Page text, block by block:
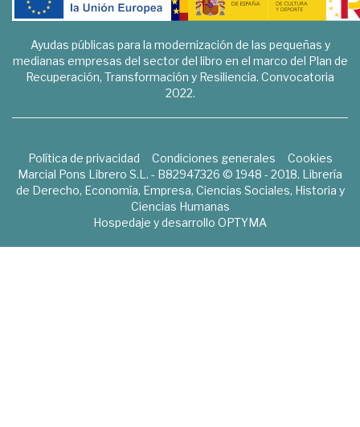
Ayudas públicas para la modernización de las pequeñas y
medianas empresas del sector del libro en el marco del Plan de
Recuperación, Transformación y Resiliencia. Convocatoria
2022.
Política de privacidad Condiciones generales
Cookies
Marcial Pons Librero S.L. - B82947326 © 1948 - 2018. Librería
de Derecho, Economía, Empresa, Ciencias Sociales, Historia y
Ciencias Humanas
Hospedaje y desarrollo OPTYMA